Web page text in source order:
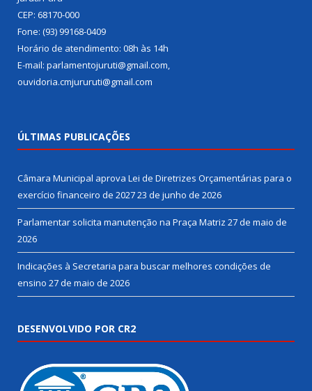
CEP: 68170-000
Fone: (93) 99168-0409
Horário de atendimento: 08h às 14h
E-mail: parlamentojuruti@gmail.com,
ouvidoria.cmjururuti@gmail.com
ÚLTIMAS PUBLICAÇÕES
Câmara Municipal aprova Lei de Diretrizes Orçamentárias para o
exercício financeiro de 202723 de junho de 2026
Parlamentar solicita manutenção na Praça Matriz 27 de maio de
2026
Indicações à Secretaria para buscar melhores condições de
ensino 27 de maio de 2026
DESENVOLVIDO POR CR2